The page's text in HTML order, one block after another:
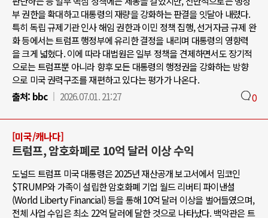
부 권한을 확대하고 대통령의 재량을 강화하는 판결을 잇달아 내렸다.
특히 독립 규제기관 인사 해임 권한과 이민 정책 집행, 선거자금 규제 완
화 등에서는 트럼프 행정부에 유리한 결정을 내리며 대통령의 영향력
을 크게 넓혔다. 이에 따라 대법원은 일부 정책을 견제하면서도 장기적
으로는 트럼프뿐 아니라 향후 모든 대통령의 행정권을 강화하는 방향
으로 미국 권력구조를 재편하고 있다는 평가가 나온다.
출처: bbc 2026.07.01. 21:27 0
[미국/캐나다]
트럼프, 암호화폐로 10억 달러 이상 수익
도널드 트럼프 미국 대통령은 2025년 재산공개 보고서에서 밈코인
$TRUMP와 가족이 설립한 암호화폐 기업 월드 리버티 파이낸셜
(World Liberty Financial) 등을 통해 10억 달러 이상을 벌어들였으며,
전체 사업 수입은 최소 22억 달러에 달한 것으로 나타났다. 백악관은 트